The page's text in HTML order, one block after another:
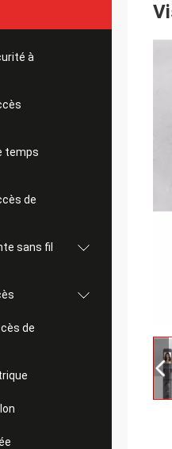
à
temps
de
sans fil
de